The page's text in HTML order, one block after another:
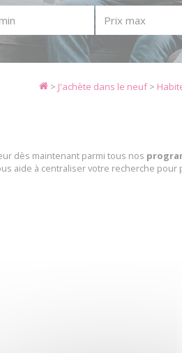
> J'achète dans le neuf>
dès maintenant parmi tous nos
aide à centraliser votre recherche